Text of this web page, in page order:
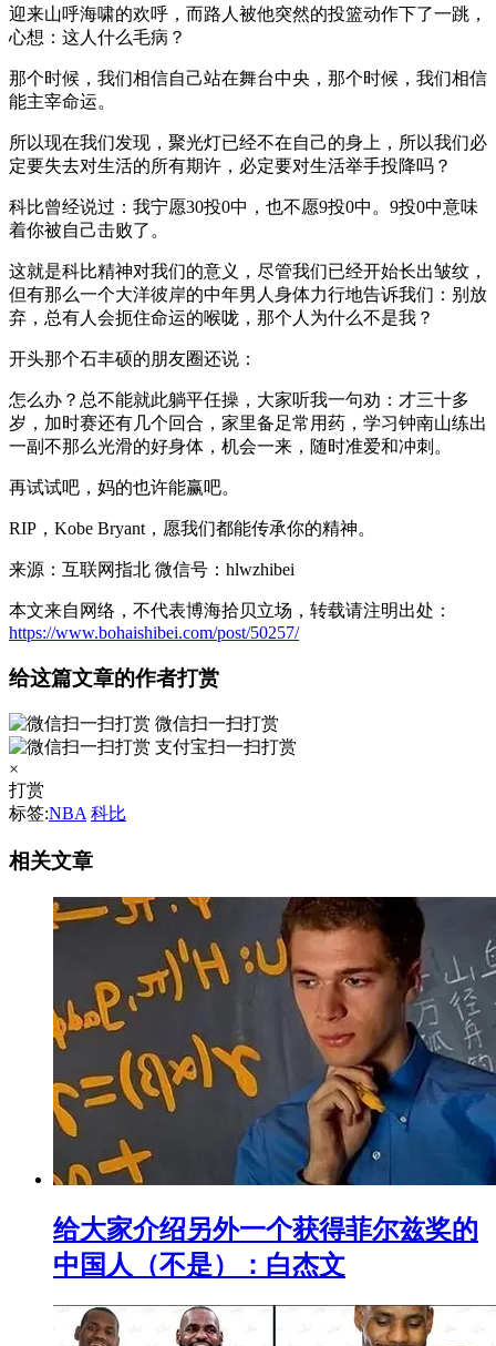
迎来山呼海啸的欢呼，而路人被他突然的投篮动作下了一跳，
心想：这人什么毛病？
那个时候，我们相信自己站在舞台中央，那个时候，我们相信
能主宰命运。
所以现在我们发现，聚光灯已经不在自己的身上，所以我们必
定要失去对生活的所有期许，必定要对生活举手投降吗？
科比曾经说过：我宁愿30投0中，也不愿9投0中。9投0中意味
着你被自己击败了。
这就是科比精神对我们的意义，尽管我们已经开始长出皱纹，
但有那么一个大洋彼岸的中年男人身体力行地告诉我们：别放
弃，总有人会扼住命运的喉咙，那个人为什么不是我？
开头那个石丰硕的朋友圈还说：
怎么办？总不能就此躺平任操，大家听我一句劝：才三十多
岁，加时赛还有几个回合，家里备足常用药，学习钟南山练出
一副不那么光滑的好身体，机会一来，随时准爱和冲刺。
再试试吧，妈的也许能赢吧。
RIP，Kobe Bryant，愿我们都能传承你的精神。
来源：互联网指北 微信号：hlwzhibei
本文来自网络，不代表博海拾贝立场，转载请注明出处：
https://www.bohaishibei.com/post/50257/
给这篇文章的作者打赏
微信扫一扫打赏
支付宝扫一扫打赏
×
打赏
标签:NBA 科比
相关文章
给大家介绍另外一个获得菲尔兹奖的
中国人（不是）：白杰文